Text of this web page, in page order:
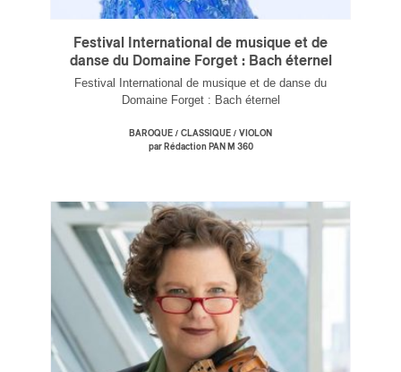
Festival International de musique et de
danse du Domaine Forget : Bach éternel
Festival International de musique et de danse du
Domaine Forget : Bach éternel
BAROQUE / CLASSIQUE / VIOLON
par Rédaction PAN M 360